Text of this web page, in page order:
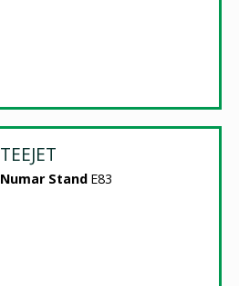
TEEJET
Numar Stand E83